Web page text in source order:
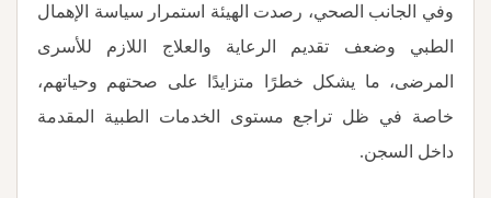
وفي الجانب الصحي، رصدت الهيئة استمرار سياسة الإهمال
الطبي وضعف تقديم الرعاية والعلاج اللازم للأسرى
المرضى، ما يشكل خطرًا متزايدًا على صحتهم وحياتهم،
خاصة في ظل تراجع مستوى الخدمات الطبية المقدمة
داخل السجن.